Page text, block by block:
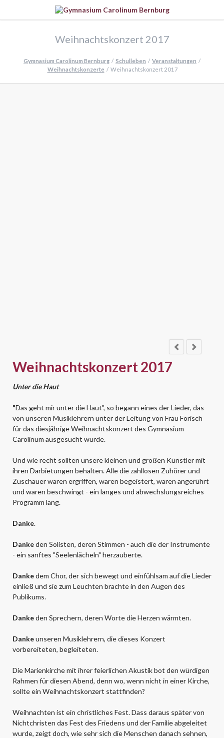
Weihnachtskonzert 2017
Gymnasium Carolinum Bernburg Schulleben
Veranstaltungen
Weihnachtskonzerte
Weihnachtskonzert 2017
Weihnachtskonzert 2017
Unter die Haut
"Das geht mir unter die Haut", so begann eines der Lieder, das
von unseren Musiklehrern unter der Leitung von Frau Forisch
für das diesjährige Weihnachtskonzert des Gymnasium
Carolinum ausgesucht wurde.
Und wie recht sollten unsere kleinen und großen Künstler mit
ihren Darbietungen behalten. Alle die zahllosen Zuhörer und
Zuschauer waren ergriffen, waren begeistert, waren angerührt
und waren beschwingt - ein langes und abwechslungsreiches
Programm lang.
Danke.
Dankeden Solisten, deren Stimmen - auch die der Instrumente
- ein sanftes "Seelenlächeln" herzauberte.
Dankedem Chor, der sich bewegt und einfühlsam auf die Lieder
einließ und sie zum Leuchten brachte in den Augen des
Publikums.
Dankeden Sprechern, deren Worte die Herzen wärmten.
Dankeunseren Musiklehrern, die dieses Konzert
vorbereiteten, begleiteten.
Die Marienkirche mit ihrer feierlichen Akustik bot den würdigen
Rahmen für diesen Abend, denn wo, wenn nicht in einer Kirche,
sollte ein Weihnachtskonzert stattfinden?
Weihnachten ist ein christliches Fest. Dass daraus später von
Nichtchristen das Fest des Friedens und der Familie abgeleitet
wurde, zeigt doch, wie sehr sich die Menschen danach sehnen,